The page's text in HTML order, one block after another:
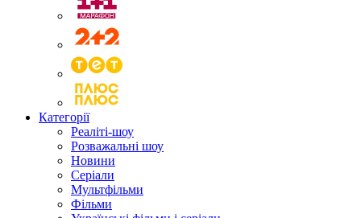
Категорії
Реаліті-шоу
Розважальні шоу
Новини
Серіали
Мультфільми
Фільми